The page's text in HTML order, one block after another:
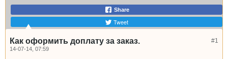
Share
Tweet
#1
Как оформить доплату за заказ.
14-07-14, 07:59